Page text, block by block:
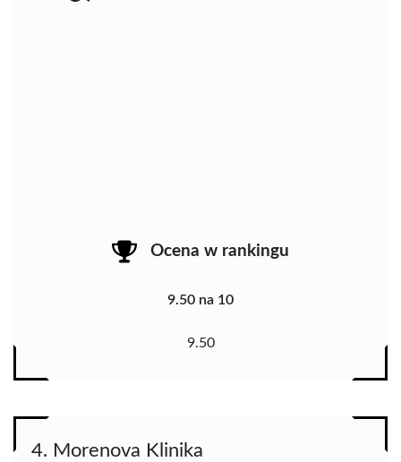
Ocena w rankingu
9.50 na 10
9.50
4. Morenova Klinika